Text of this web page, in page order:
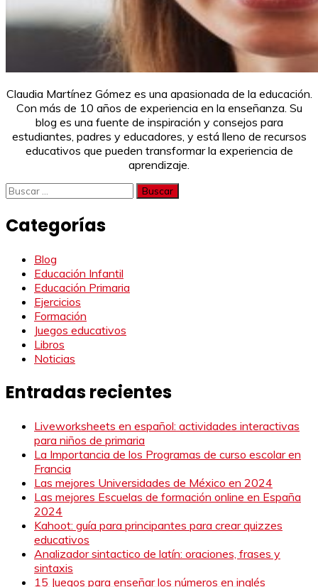
Claudia Martínez Gómez es una apasionada de la educación.
Con más de 10 años de experiencia en la enseñanza. Su
blog es una fuente de inspiración y consejos para
estudiantes, padres y educadores, y está lleno de recursos
educativos que pueden transformar la experiencia de
aprendizaje.
Buscar:
Categorías
Blog
Educación Infantil
Educación Primaria
Ejercicios
Formación
Juegos educativos
Libros
Noticias
Entradas recientes
Liveworksheets en español: actividades interactivas
para niños de primaria
La Importancia de los Programas de curso escolar en
Francia
Las mejores Universidades de México en 2024
Las mejores Escuelas de formación online en España
2024
Kahoot: guía para principantes para crear quizzes
educativos
Analizador sintactico de latín: oraciones, frases y
sintaxis
15 Juegos para enseñar los números en inglés